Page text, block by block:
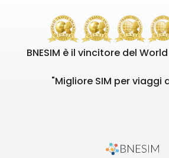
BNESIM è il vincitore del
"Migliore SIM per viaggi